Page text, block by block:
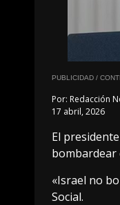
PUBLICIDAD /
Por: Redacción
17 abril, 2026
El
bombardear
«Israel no
Social.